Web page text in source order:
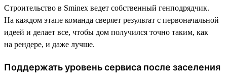
Строительство в Sminex ведет собственный генподрядчик.
На каждом этапе команда сверяет результат с первоначальной
идеей и делает все, чтобы дом получился точно таким, как
на рендере, и даже лучше.
Поддержать уровень сервиса после заселения